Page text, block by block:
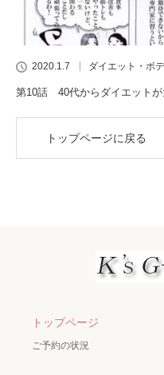
2020.1.7 ダイエット・ボ
第10話 40代からダイエットが
トップページに戻る
トップページ
ご予約の状況